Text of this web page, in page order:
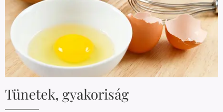
Tünetek, gyakoriság